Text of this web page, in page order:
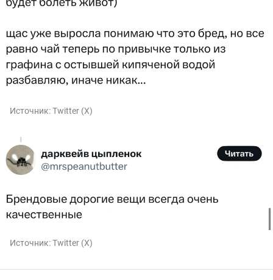
Источник:Twitter (X)
Источник:Twitter (X)